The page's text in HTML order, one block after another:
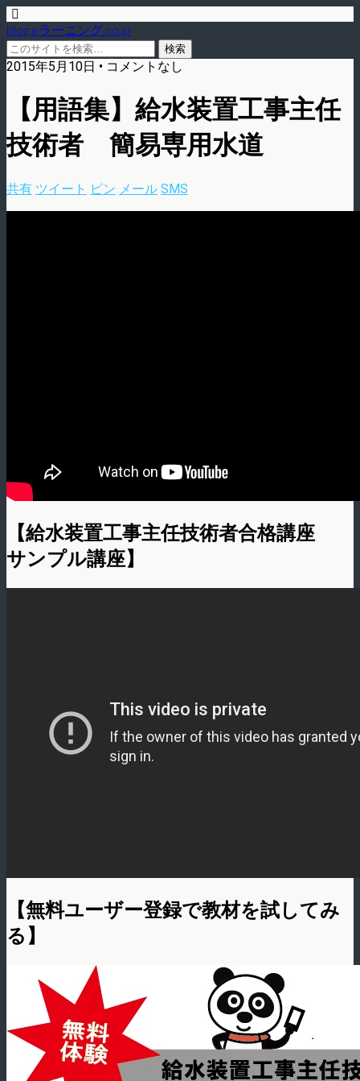
blog.eラーニング.co.jp
2015年5月10日 • コメントなし
【用語集】給水装置工事主任
技術者 簡易専用水道
共有 ツイート ピン メール SMS
【給水装置工事主任技術者合格講座
サンプル講座】
【無料ユーザー登録で教材を試してみ
る】